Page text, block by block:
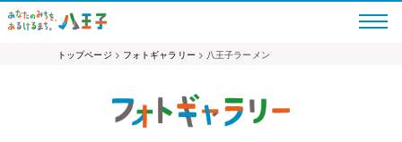
トップページ > フォトギャラリー > 八王子ラーメン